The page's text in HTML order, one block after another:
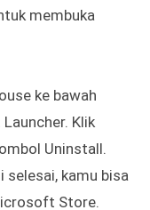
membuka
ke bawah
Klik
Uninstall.
selesai, kamu bisa
Store.